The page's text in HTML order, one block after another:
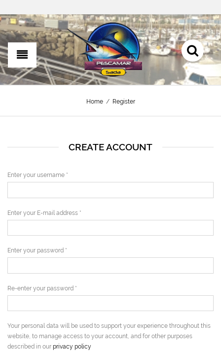
Home / Register
CREATE ACCOUNT
Enter your username *
Enter your E-mail address *
Enter your password *
Re-enter your password *
Your personal data will be used to support your experience throughout this
website, to manage access to your account, and for other purposes
described in our privacy policy